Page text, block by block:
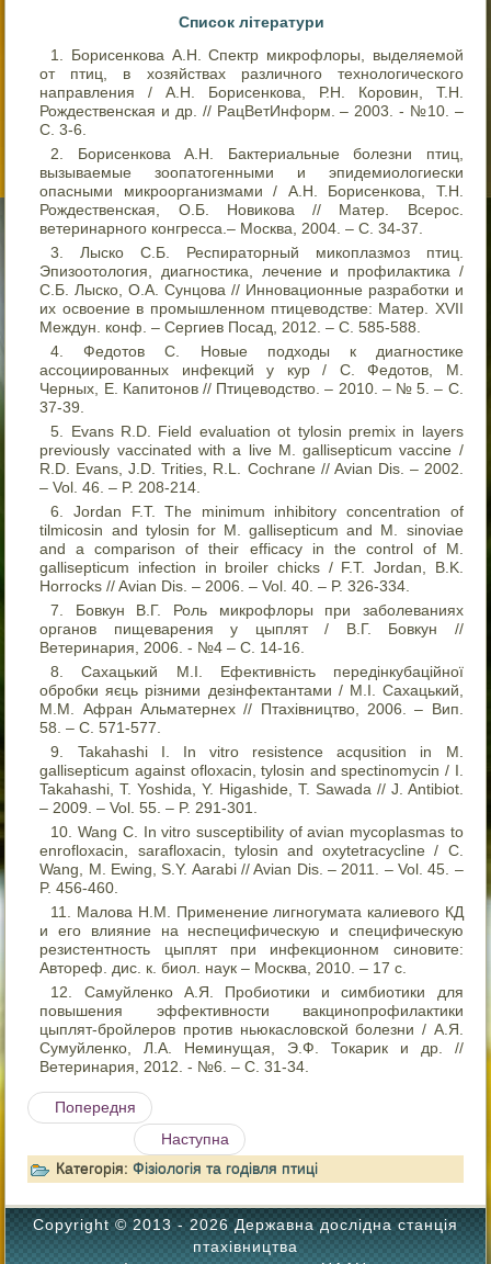
Список літератури
Борисенкова А.Н. Спектр микрофлоры, выделяемой
от птиц, в хозяйствах различного технологического
направления / А.Н. Борисенкова, Р.Н. Коровин, Т.Н.
Рождественская и др. // РацВетИнформ. – 2003. - №10. –
С. 3-6.
Борисенкова А.Н. Бактериальные болезни птиц,
вызываемые зоопатогенными и эпидемиологиески
опасными микроорганизмами / А.Н. Борисенкова, Т.Н.
Рождественская, О.Б. Новикова // Матер. Всерос.
ветеринарного конгресса.– Москва, 2004. – С. 34-37.
Лыско С.Б. Респираторный микоплазмоз птиц.
Эпизоотология, диагностика, лечение и профилактика /
С.Б. Лыско, О.А. Сунцова // Инновационные разработки и
их освоение в промышленном птицеводстве: Mатер. XVII
Междун. конф. – Сергиев Посад, 2012. – С. 585-588.
Федотов С. Новые подходы к диагностике
ассоциированных инфекций у кур / С. Федотов, М.
Черных, Е. Капитонов // Птицеводство. – 2010. – № 5. – С.
37-39.
Evans R.D. Field evaluation ot tylosin premix in layers
previously vaccinated with a live M. gallisepticum vaccine /
R.D. Evans, J.D. Trities, R.L. Cochrane // Avian Dis. – 2002.
– Vol. 46. – P. 208-214.
Jordan F.T. The minimum inhibitory concentration of
tilmicosin and tylosin for M. gallisepticum and M. sinoviae
and a comparison of their efficacy in the control of M.
gallisepticum infection in broiler chicks / F.T. Jordan, B.K.
Horrocks // Avian Dis. – 2006. – Vol. 40. – P. 326-334.
Бовкун В.Г. Роль микрофлоры при заболеваниях
органов пищеварения у цыплят / В.Г. Бовкун //
Ветеринария, 2006. - №4 – С. 14-16.
Сахацький М.І. Ефективність передінкубаційної
обробки яєць різними дезінфектантами / М.І. Сахацький,
М.М. Афран Альматернех // Птахівництво, 2006. – Вип.
58. – С. 571-577.
Takahashi I. In vitro resistence acqusition in M.
gallisepticum against ofloxacin, tylosin and spectinomycin / I.
Takahashi, T. Yoshida, Y. Higashide, T. Sawada // J. Antibiot.
– 2009. – Vol. 55. – P. 291-301.
Wang C. In vitro susceptibility of avian mycoplasmas to
enrofloxacin, sarafloxacin, tylosin and oxytetracycline / C.
Wang, M. Ewing, S.Y. Aarabi // Avian Dis. – 2011. – Vol. 45. –
P. 456-460.
Малова Н.М. Применение лигногумата калиевого КД
и его влияние на неспецифическую и специфическую
резистентность цыплят при инфекционном синовите:
Автореф. дис. к. биол. наук – Москва, 2010. – 17 с.
Самуйленко А.Я. Пробиотики и симбиотики для
повышения эффективности вакцинопрофилактики
цыплят-бройлеров против ньюкасловской болезни / А.Я.
Сумуйленко, Л.А. Неминущая, Э.Ф. Токарик и др. //
Ветеринария, 2012. - №6. – С. 31-34.
Попередня
Наступна
Категорія:Фізіологія та годівля птиці
Copyright © 2013 - 2026 Державна дослідна станція
птахівництва